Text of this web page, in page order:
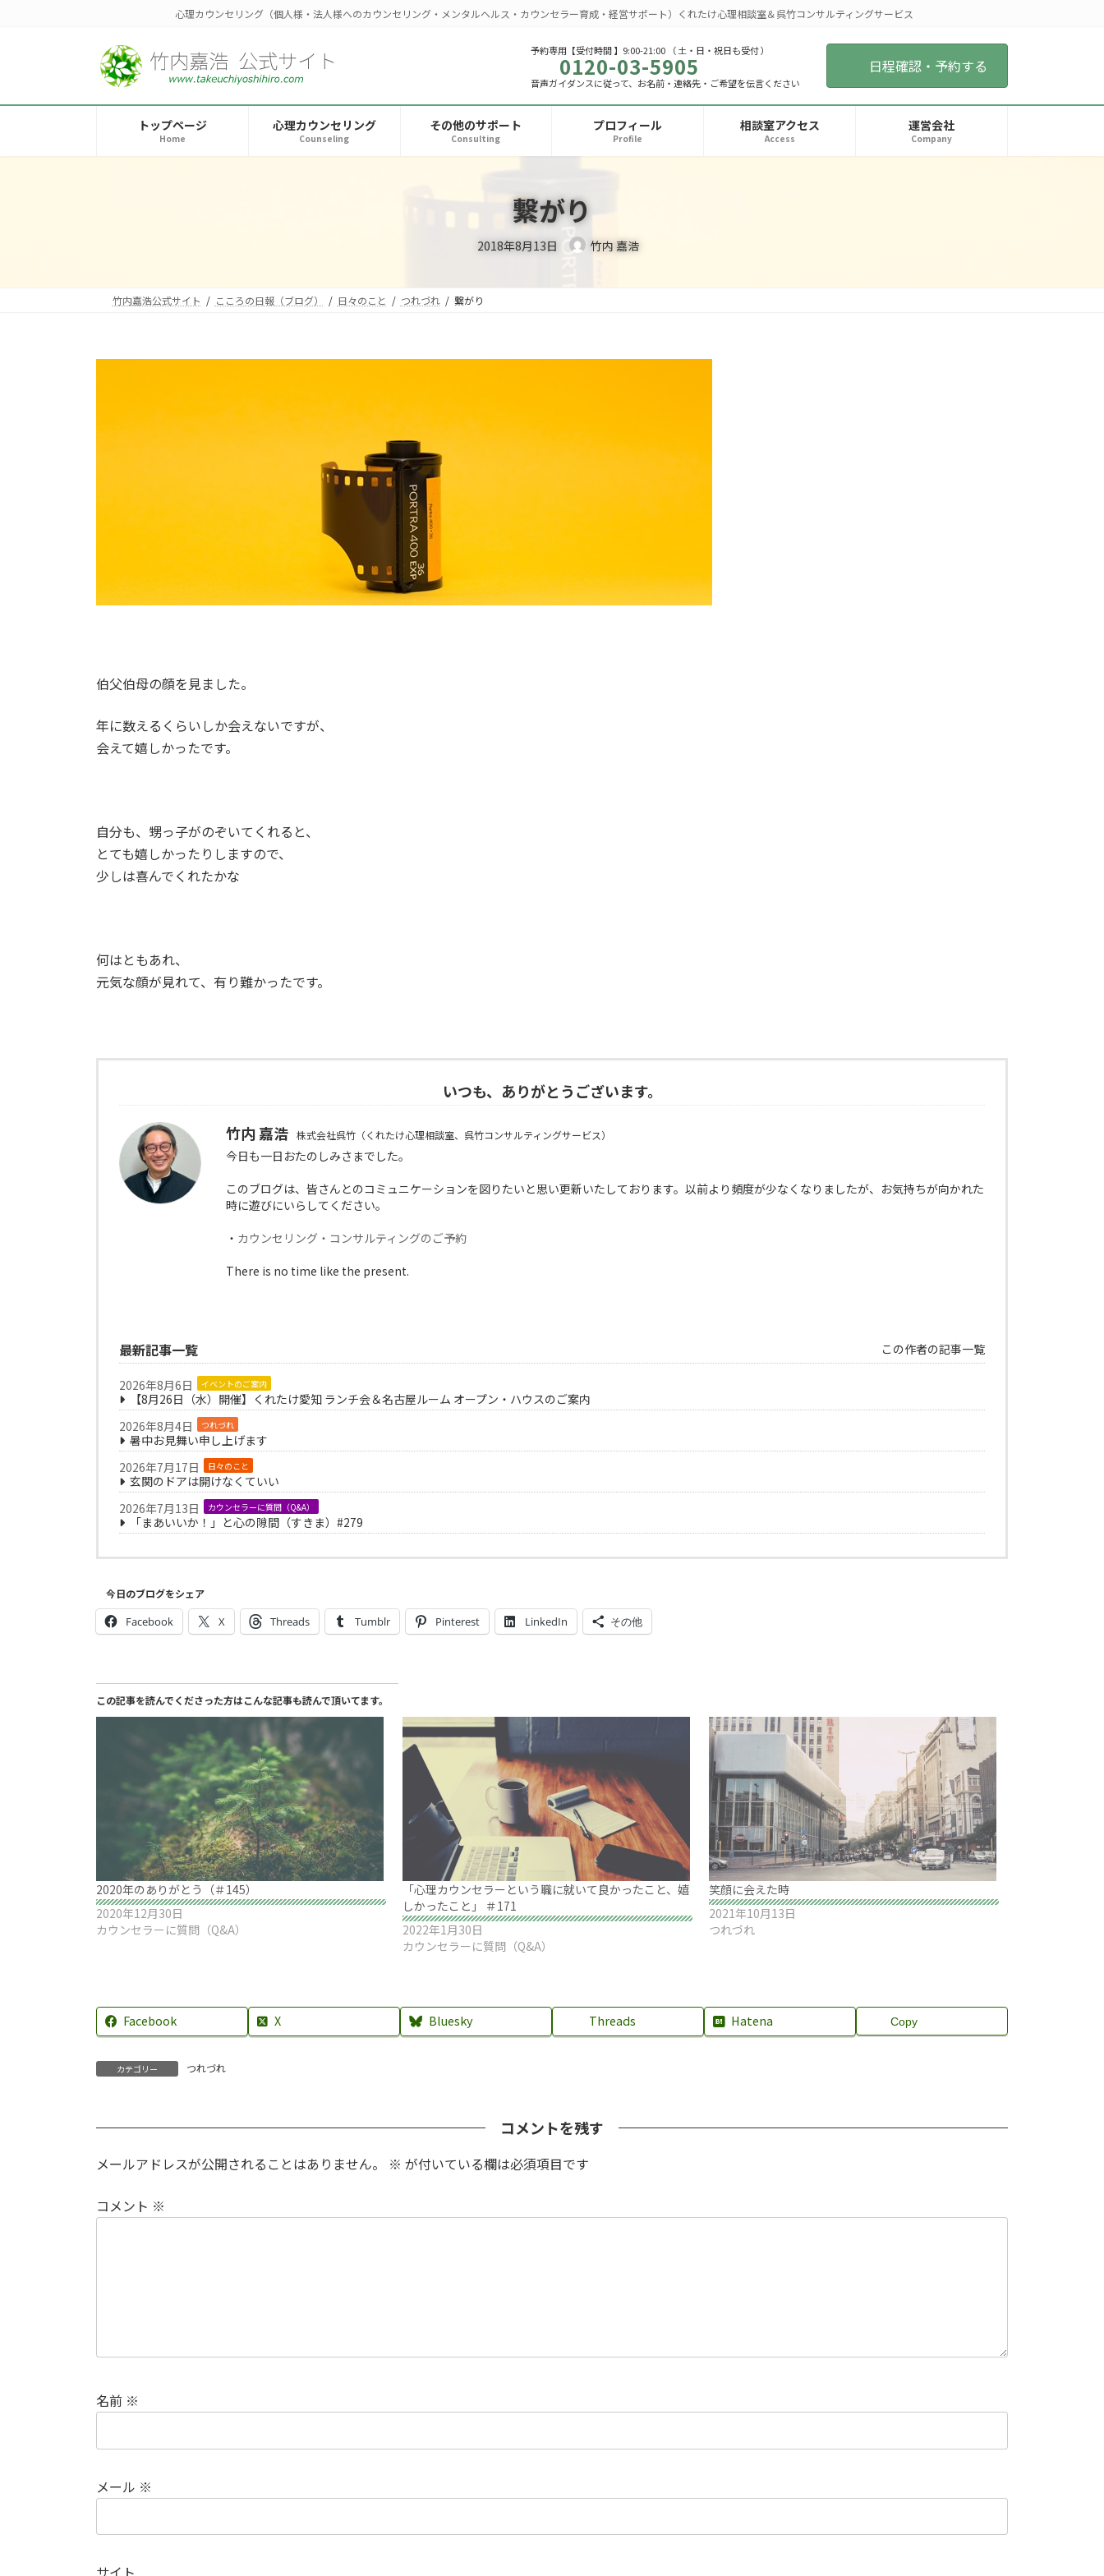
へ
ョ
心理カウンセリング（個人様・法人様へのカウンセリング・メンタルヘルス・カウンセラー育成・経営サポート）くれたけ心理相談室＆呉竹コンサルティングサービス
予約専用【受付時間 】9:00-21:00 （ 土・日・祝日も受付 ）
0120-03-5905
音声ガイダンスに従って、お名前・連絡先・ご希望を伝言ください
日程確認・予約する
トップページ
Home
心理カウンセリング
Counseling
その他のサポート
Consulting
プロフィール
Profile
相談室アクセス
Access
運営会社
Company
繋がり
2018年8月13日 竹内 嘉浩
竹内嘉浩公式サイト こころの日報（ブログ） 日々のこと つれづれ 繋がり
伯父伯母の顔を見ました。
年に数えるくらいしか会えないですが、
会えて嬉しかったです。
自分も、甥っ子がのぞいてくれると、
とても嬉しかったりしますので、
少しは喜んでくれたかな
何はともあれ、
元気な顔が見れて、有り難かったです。
いつも、ありがとうございます。
竹内 嘉浩 株式会社呉竹（くれたけ心理相談室、呉竹コンサルティングサービス）
今日も一日おたのしみさまでした。
このブログは、皆さんとのコミュニケーションを図りたいと思い更新いたしております。以前より頻度が少なくなりましたが、お気持ちが向かれた
時に遊びにいらしてください。
・ カウンセリング・コンサルティングのご予約
There is no time like the present.
最新記事一覧 この作者の記事一覧
2026年8月6日 イベントのご案内
【8月26日（水）開催】くれたけ愛知 ランチ会＆名古屋ルーム オープン・ハウスのご案内
2026年8月4日
つれづれ
暑中お見舞い申し上げます
2026年7月17日
日々のこと
玄関のドアは開けなくていい
2026年7月13日
カウンセラーに質問（Q&A）
「まあいいか！」と心の隙間（すきま）#279
今日のブログをシェア
Facebook X Threads Tumblr Pinterest LinkedIn その他
この記事を読んでくださった方はこんな記事も読んで頂いてます。
2020年のありがとう（＃145）
2020年12月30日
カウンセラーに質問（Q&A）
「心理カウンセラーという職に就いて良かったこと、嬉
しかったこと」 ＃171
2022年1月30日
カウンセラーに質問（Q&A）
笑顔に会えた時
2021年10月13日
つれづれ
Facebook X Bluesky Threads Hatena Copy
カテゴリー つれづれ
コメントを残す
メールアドレスが公開されることはありません。 ※ が付いている欄は必須項目です
コメント ※
名前 ※
メール ※